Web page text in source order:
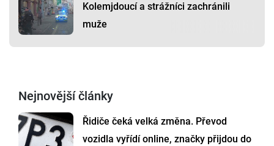
Kolemjdoucí a strážníci zachránili
muže
Nejnovější články
Řidiče čeká velká změna. Převod
vozidla vyřídí online, značky přijdou do